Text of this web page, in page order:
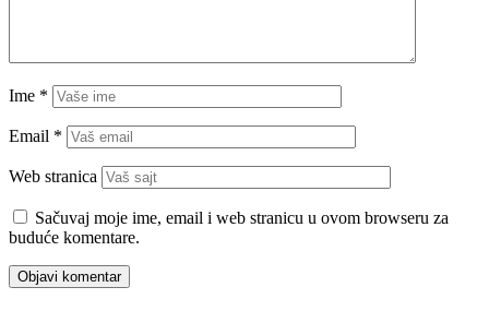
Ime *
Email *
Web stranica
Sačuvaj moje ime, email i web stranicu u ovom browseru za
buduće komentare.